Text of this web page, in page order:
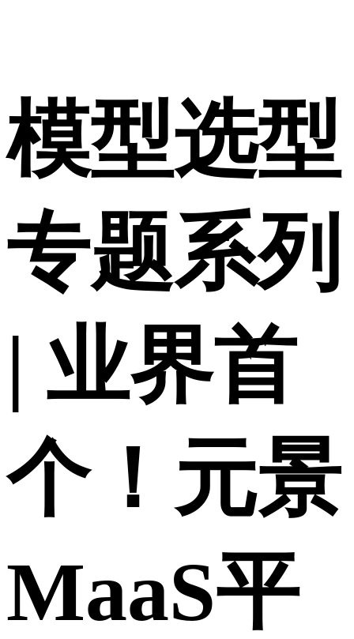
模型选型
专题系列
| 业界首
个！元景
MaaS平